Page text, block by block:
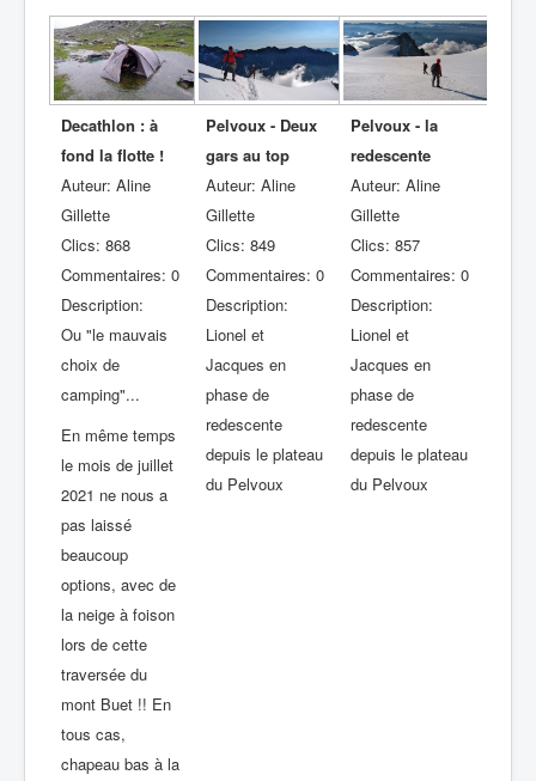
Decathlon : à
fond la flotte !
Auteur: Aline
Gillette
Clics: 868
Commentaires: 0
Description:
Ou "le mauvais
choix de
camping"...
En même temps
le mois de juillet
2021 ne nous a
pas laissé
beaucoup
options, avec de
la neige à foison
lors de cette
traversée du
mont Buet !! En
tous cas,
chapeau bas à la
Pelvoux - Deux
gars au top
Auteur: Aline
Gillette
Clics: 849
Commentaires: 0
Description:
Lionel et
Jacques en
phase de
redescente
depuis le plateau
du Pelvoux
Pelvoux - la
redescente
Auteur: Aline
Gillette
Clics: 857
Commentaires: 0
Description:
Lionel et
Jacques en
phase de
redescente
depuis le plateau
du Pelvoux